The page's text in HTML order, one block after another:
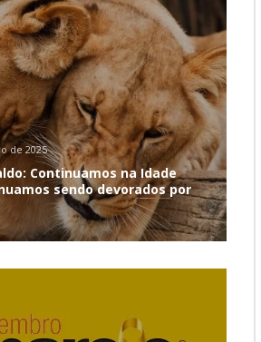
de 2025
Continuamos na Idade
sendo devorados por